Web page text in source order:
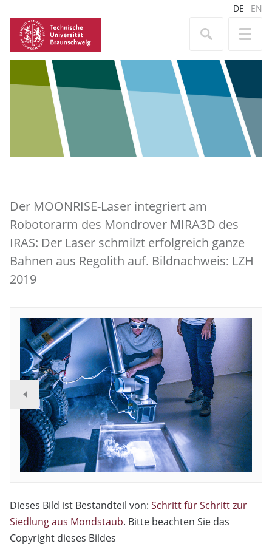
DE EN
Der MOONRISE-Laser integriert am
Robotorarm des Mondrover MIRA3D des
IRAS: Der Laser schmilzt erfolgreich ganze
Bahnen aus Regolith auf. Bildnachweis: LZH
2019
Dieses Bild ist Bestandteil von: Schritt für Schritt zur
Siedlung aus Mondstaub. Bitte beachten Sie das
Copyright dieses Bildes